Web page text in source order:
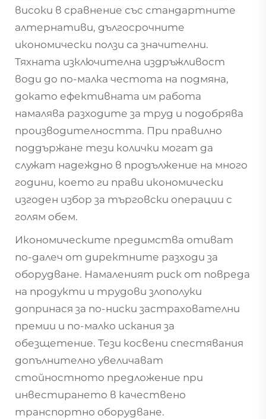
високи в сравнение със стандартните
алтернативи, дългосрочните
икономически ползи са значителни.
Тяхната изключителна издръжливост
води до по-малка честота на подмяна,
докато ефективната им работа
намалява разходите за труд и подобрява
производителността. При правилно
поддържане тези колички могат да
служат надеждно в продължение на много
години, което ги прави икономически
изгоден избор за търговски операции с
голям обем.
Икономическите предимства отиват
по-далеч от директните разходи за
оборудване. Намаленият риск от повреда
на продукти и трудови злополуки
допринася за по-ниски застрахователни
премии и по-малко искания за
обезщетение. Тези косвени спестявания
допълнително увеличават
стойностното предложение при
инвестирането в качествено
транспортно оборудване.